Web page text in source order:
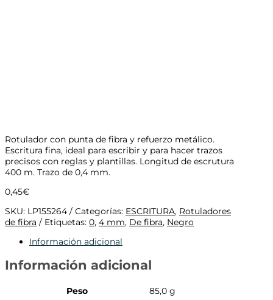
Rotulador con punta de fibra y refuerzo metálico.
Escritura fina, ideal para escribir y para hacer trazos
precisos con reglas y plantillas. Longitud de escrutura
400 m. Trazo de 0,4 mm.
0,45€
SKU: LP155264 Categorías: ESCRITURA, Rotuladores
de fibra
Etiquetas: 0, 4 mm, De fibra, Negro
Información adicional
Información adicional
Peso
85,0 g